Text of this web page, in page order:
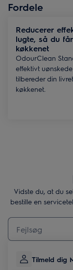
Fordele
Reducerer
lugte, så du
køkkenet
OdourClean
effektivt
tilbereder din
køkkenet.
Vidste du, at du
bestille en
Skriv her for at søge
Tilmeld dig